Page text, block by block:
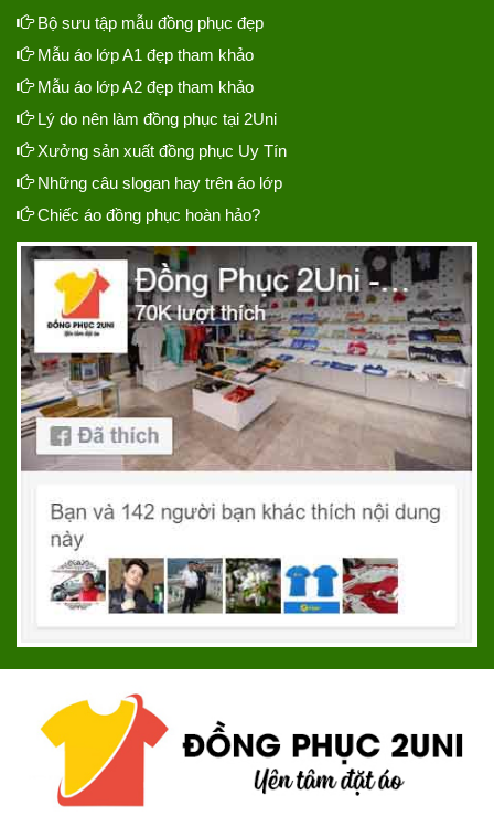
Bộ sưu tập mẫu đồng phục đẹp
Mẫu áo lớp A1 đẹp tham khảo
Mẫu áo lớp A2 đẹp tham khảo
Lý do nên làm đồng phục tại 2Uni
Xưởng sản xuất đồng phục Uy Tín
Những câu slogan hay trên áo lớp
Chiếc áo đồng phục hoàn hảo?